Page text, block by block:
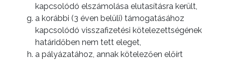
kapcsolódó elszámolása elutasításra került,
a korábbi (3 éven belüli) támogatásához
kapcsolódó visszafizetési kötelezettségének
határidőben nem tett eleget,
a pályázatához, annak kötelezően előírt